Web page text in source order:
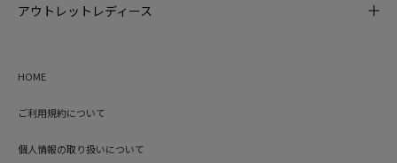
アウトレットレディース
HOME
ご利用規約について
個人情報の取り扱いについて